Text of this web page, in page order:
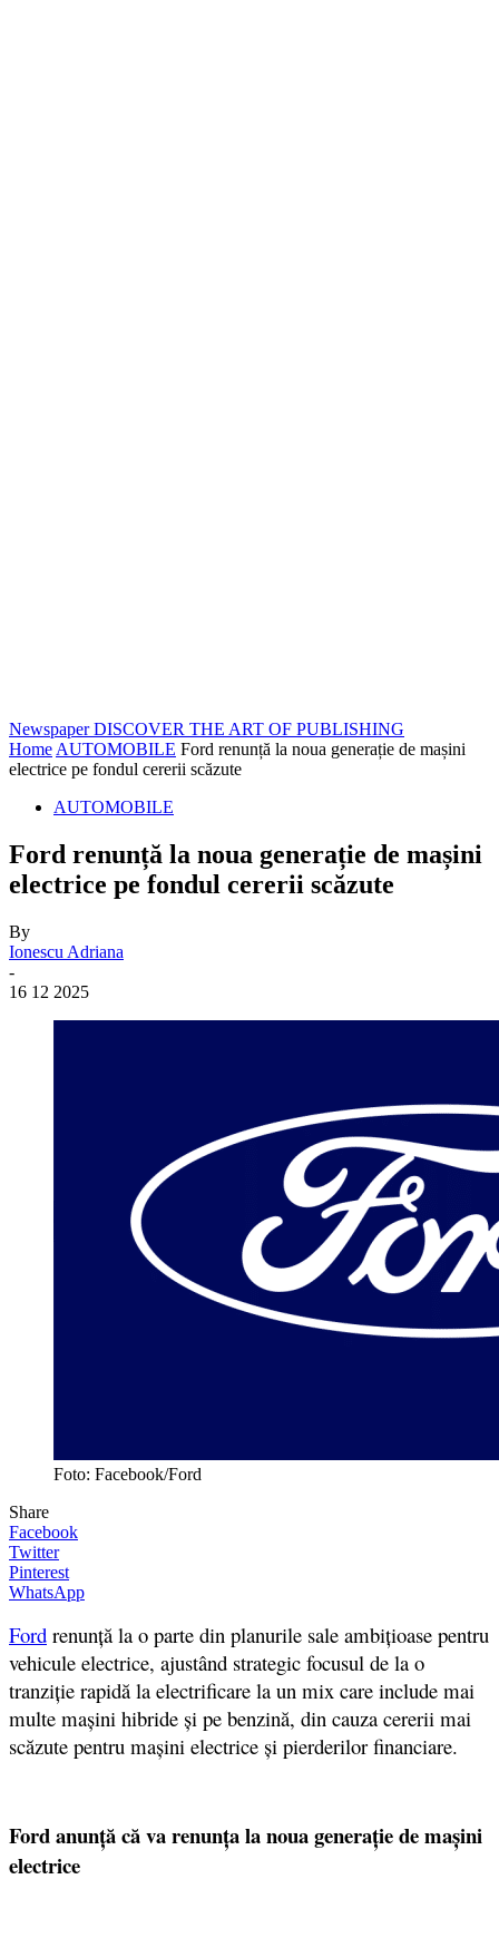
Newspaper DISCOVER THE ART OF PUBLISHING
Home AUTOMOBILE Ford renunță la noua generație de mașini
electrice pe fondul cererii scăzute
AUTOMOBILE
Ford renunță la noua generație de mașini
electrice pe fondul cererii scăzute
By
Ionescu Adriana
-
16 12 2025
Foto: Facebook/Ford
Share
Facebook
Twitter
Pinterest
WhatsApp
Ford renunță la o parte din planurile sale ambițioase pentru
vehicule electrice, ajustând strategic focusul de la o
tranziție rapidă la electrificare la un mix care include mai
multe mașini hibride și pe benzină, din cauza cererii mai
scăzute pentru mașini electrice și pierderilor financiare.
Ford anunță că va renunța la noua generație de mașini
electrice